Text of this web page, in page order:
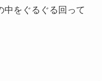
をぐるぐる回って